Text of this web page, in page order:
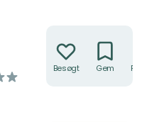
Besøgt Gem